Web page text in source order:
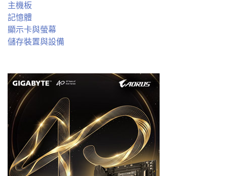
主機板
記憶體
顯示卡與螢幕
儲存裝置與設備